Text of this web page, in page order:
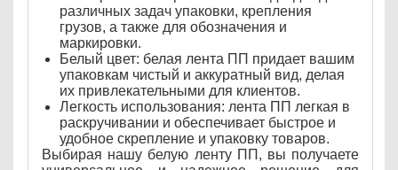
различных задач упаковки, крепления
грузов, а также для обозначения и
маркировки.
Белый цвет: белая лента ПП придает вашим
упаковкам чистый и аккуратный вид, делая
их привлекательными для клиентов.
Легкость использования: лента ПП легкая в
раскручивании и обеспечивает быстрое и
удобное скрепление и упаковку товаров.
Выбирая нашу белую ленту ПП, вы получаете